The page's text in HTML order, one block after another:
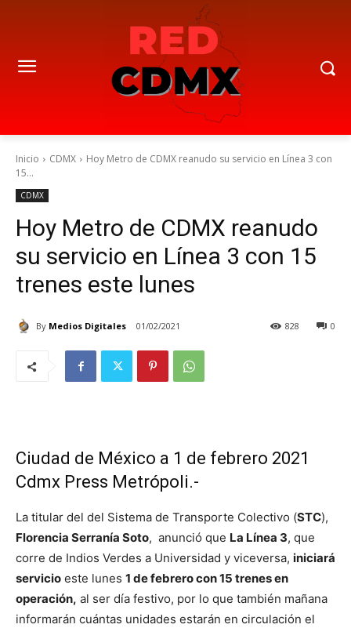
Inicio CDMX
Hoy Metro de CDMX reanudo su servicio en Línea 3 con
15...
CDMX
Hoy Metro de CDMX reanudo
su servicio en Línea 3 con 15
trenes este lunes
By Medios Digitales 01/02/2021 0
828
Ciudad de México a 1 de febrero 2021
Cdmx Press Metrópoli.-
La titular del del Sistema de Transporte Colectivo (STC),
Florencia Serranía Soto, anunció que La Línea 3, que
corre de Indios Verdes a Universidad y viceversa, iniciará
servicio este lunes 1 de febrero con 15 trenes en
operación, al ser día festivo, por lo que también mañana
informarán cuántas unidades estarán en circulación el